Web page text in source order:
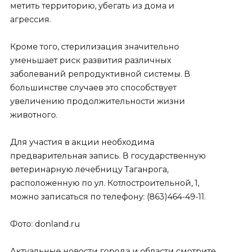
метить территорию, убегать из дома и
агрессия.
Кроме того, стерилизация значительно
уменьшает риск развития различных
заболеваний репродуктивной системы. В
большинстве случаев это способствует
увеличению продолжительности жизни
животного.
Для участия в акции необходима
предварительная запись. В государственную
ветеринарную лечебницу Таганрога,
расположенную по ул. Котлостроительной, 1,
можно записаться по телефону: (863)464-49-11.
Фото: donland.ru